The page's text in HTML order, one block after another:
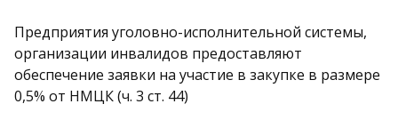
Предприятия уголовно-исполнительной системы,
организации инвалидов предоставляют
обеспечение заявки на участие в закупке в размере
0,5% от НМЦК (ч. 3 ст. 44)